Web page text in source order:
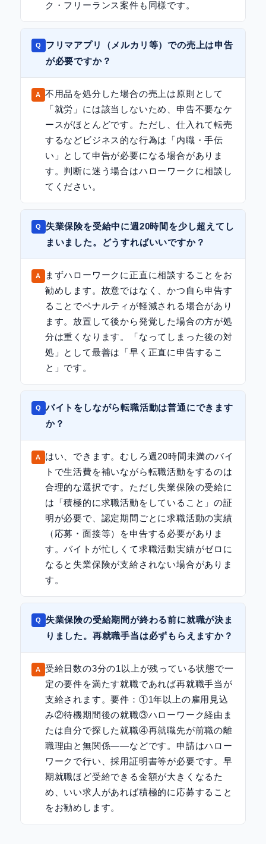
ク・フリーランス案件も同様です。
フリマアプリ（メルカリ等）での売上は申告
が必要ですか？
不用品を処分した場合の売上は原則として
「就労」には該当しないため、申告不要なケ
ースがほとんどです。ただし、仕入れて転売
するなどビジネス的な行為は「内職・手伝
い」として申告が必要になる場合がありま
す。判断に迷う場合はハローワークに相談し
てください。
失業保険を受給中に週20時間を少し超えてし
まいました。どうすればいいですか？
まずハローワークに正直に相談することをお
勧めします。故意ではなく、かつ自ら申告す
ることでペナルティが軽減される場合があり
ます。放置して後から発覚した場合の方が処
分は重くなります。「なってしまった後の対
処」として最善は「早く正直に申告するこ
と」です。
バイトをしながら転職活動は普通にできます
か？
はい、できます。むしろ週20時間未満のバイ
トで生活費を補いながら転職活動をするのは
合理的な選択です。ただし失業保険の受給に
は「積極的に求職活動をしていること」の証
明が必要で、認定期間ごとに求職活動の実績
（応募・面接等）を申告する必要がありま
す。バイトが忙しくて求職活動実績がゼロに
なると失業保険が支給されない場合がありま
す。
失業保険の受給期間が終わる前に就職が決ま
りました。再就職手当は必ずもらえますか？
受給日数の3分の1以上が残っている状態で一
定の要件を満たす就職であれば再就職手当が
支給されます。要件：①1年以上の雇用見込
み②待機期間後の就職③ハローワーク経由ま
たは自分で探した就職④再就職先が前職の離
職理由と無関係——などです。申請はハロー
ワークで行い、採用証明書等が必要です。早
期就職ほど受給できる金額が大きくなるた
め、いい求人があれば積極的に応募すること
をお勧めします。